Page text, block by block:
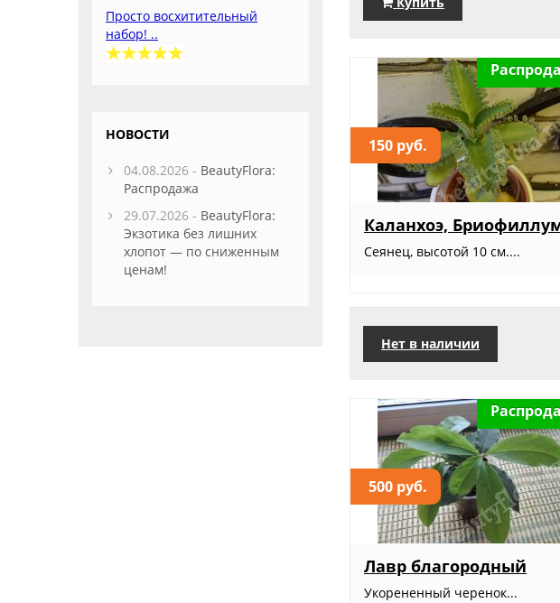
150 руб.
Каланхоэ,
Сеянец, высотой 10 см....
Нет в наличии
500 руб.
Лавр благородный
Укорененный черенок...
Просто восхитительный
набор! ..
НОВОСТИ
04.08.2026 - BeautyFlora:
Распродажа
29.07.2026 - BeautyFlora:
Экзотика без лишних
хлопот — по сниженным
ценам!